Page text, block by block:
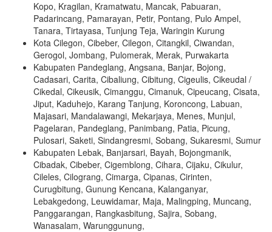
Kopo, Kragilan, Kramatwatu, Mancak, Pabuaran,
Padarincang, Pamarayan, Petir, Pontang, Pulo Ampel,
Tanara, Tirtayasa, Tunjung Teja, Waringin Kurung
Kota Cilegon, Cibeber, Cilegon, Citangkil, Ciwandan,
Gerogol, Jombang, Pulomerak, Merak, Purwakarta
Kabupaten Pandeglang, Angsana, Banjar, Bojong,
Cadasari, Carita, Cibaliung, Cibitung, Cigeulis, Cikeudal /
Cikedal, Cikeusik, Cimanggu, Cimanuk, Cipeucang, Cisata,
Jiput, Kaduhejo, Karang Tanjung, Koroncong, Labuan,
Majasari, Mandalawangi, Mekarjaya, Menes, Munjul,
Pagelaran, Pandeglang, Panimbang, Patia, Picung,
Pulosari, Saketi, Sindangresmi, Sobang, Sukaresmi, Sumur
Kabupaten Lebak, Banjarsari, Bayah, Bojongmanik,
Cibadak, Cibeber, Cigemblong, Cihara, Cijaku, Cikulur,
Cileles, Cilograng, Cimarga, Cipanas, Cirinten,
Curugbitung, Gunung Kencana, Kalanganyar,
Lebakgedong, Leuwidamar, Maja, Malingping, Muncang,
Panggarangan, Rangkasbitung, Sajira, Sobang,
Wanasalam, Warunggunung,